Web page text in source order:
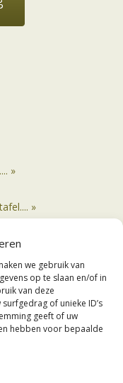
we gebruik van
op te slaan en/of in
van deze
of unieke ID’s
geeft of uw
hebben voor bepaalde
»
»